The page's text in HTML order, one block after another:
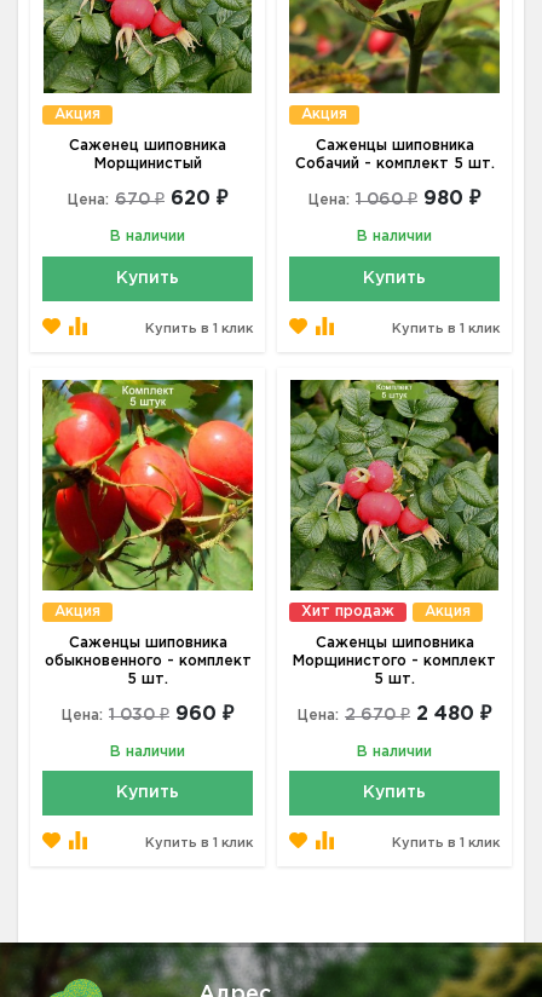
Акция
Саженец шиповника
Морщинистый
Цена: 670 ₽ 620 ₽
В наличии
Купить
Купить в 1 клик
Акция
Саженцы шиповника
Собачий - комплект 5 шт.
Цена: 1 060 ₽ 980 ₽
В наличии
Купить
Купить в 1 клик
Акция
Саженцы шиповника
обыкновенного - комплект
5 шт.
Цена: 1 030 ₽ 960 ₽
В наличии
Купить
Купить в 1 клик
Хит продаж Акция
Саженцы шиповника
Морщинистого - комплект
5 шт.
Цена: 2 670 ₽ 2 480 ₽
В наличии
Купить
Купить в 1 клик